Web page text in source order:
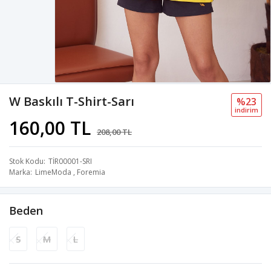
W Baskılı T-Shirt-Sarı
160,00 TL 208,00 TL
%23
i̇ndi̇ri̇m
Stok Kodu TİR00001-SRI
Marka LimeModa , Foremia
Beden
S M L